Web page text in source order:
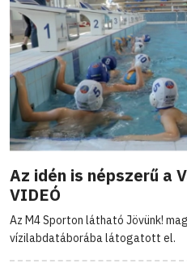
Az idén is népszerű a
VIDEÓ
Az M4 Sporton látható Jövünk!
vízilabdatáborába látogatott el.